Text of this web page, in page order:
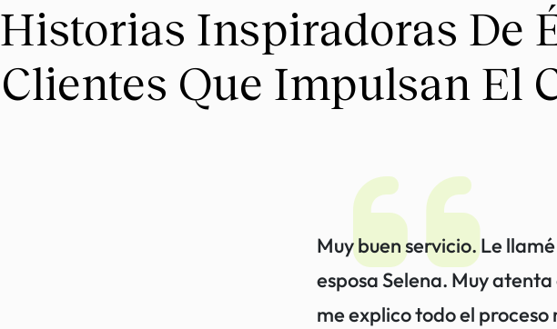
Historias Inspiradoras De
Clientes Que Impulsan El
Muy buen servicio. Le
esposa Selena. Muy
me explico todo el